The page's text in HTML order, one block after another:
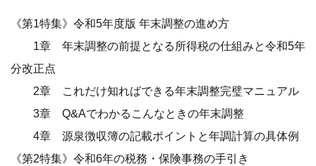
《第1特集》令和5年度版 年末調整の進め方
1章 年末調整の前提となる所得税の仕組みと令和5年
分改正点
2章 これだけ知ればできる年末調整完璧マニュアル
3章 Q&Aでわかるこんなときの年末調整
4章 源泉徴収簿の記載ポイントと年調計算の具体例
《第2特集》令和6年の税務・保険事務の手引き